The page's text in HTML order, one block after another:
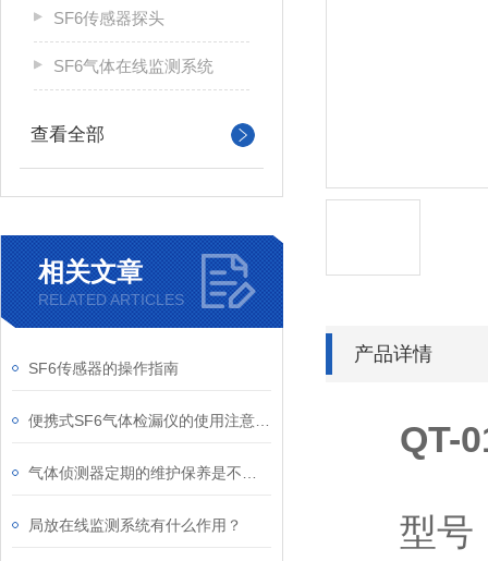
SF6传感器探头
SF6气体在线监测系统
查看全部
相关文章
RELATED ARTICLES
SF6传感器的操作指南
局放在线监测系统有什么作用？
产品详情
QT-
型号